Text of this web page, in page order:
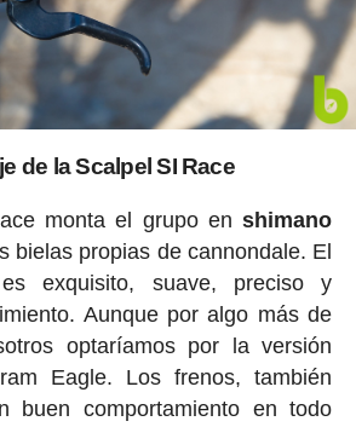
de la Scalpel SI Race
monta el grupo enshimano
bielas propias de cannondale. El
es exquisito, suave, preciso y
Aunque por algo más de
optaríamos por la versión
Eagle. Los frenos, también
buen comportamiento en todo